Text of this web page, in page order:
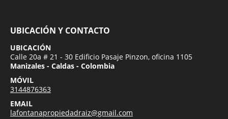
UBICACIÓN Y CONTACTO
UBICACIÓN
Calle 20a # 21 - 30 Edificio Pasaje Pinzon, oficina 1105
Manizales - Caldas - Colombia
MÓVIL
3144876363
EMAIL
lafontanapropiedadraiz@gmail.com